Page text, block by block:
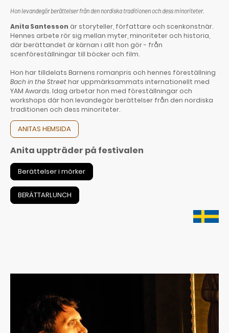
Hon levandegör berättelser från den nordiska traditionen och dess minoriteter.
Anita Santesson är storyteller, författare och scenkonstnär.
Hennes arbete rör sig mellan myter, minoriteter och historia,
där berättandet är kärnan i allt hon gör - från
scenföreställningar till böcker och film.
Hon har tilldelats Barnens romanpris och hennes föreställning
Bach in the Streethar uppmärksammats internationellt med
YAM Awards. Idag arbetar hon med föreställningar och
workshops där hon levandegör berättelser från den nordiska
traditionen och dess minoriteter.
ANITAS HEMSIDA
Anita uppträder på festivalen
Berättelser i mörker
BERÄTTARLUNCH